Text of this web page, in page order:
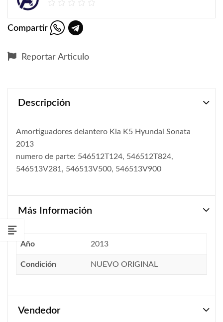
Compartir
Reportar Articulo
Descripción
Amortiguadores delantero Kia K5 Hyundai Sonata
2013
numero de parte: 546512T124, 546512T824,
546513V281, 546513V500, 546513V900
Más Información
Año 2013
Condición NUEVO ORIGINAL
Vendedor